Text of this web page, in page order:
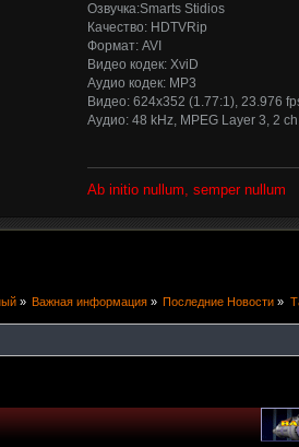
Озвучка:Smarts Stidios
Качество: HDTVRip
Формат: AVI
Видео кодек: XviD
Аудио кодек: MP3
Видео: 624x352 (1.77:1), 23.976
Аудио: 48 kHz, MPEG Layer 3, 2
Ab initio nullum, semper nullum
» Важная информация» Последние Новости »